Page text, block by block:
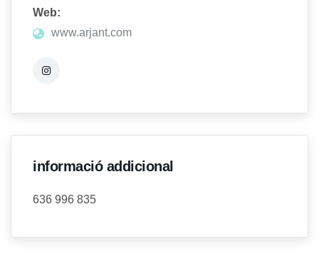
Web:
www.arjant.com
informació addicional
636 996 835